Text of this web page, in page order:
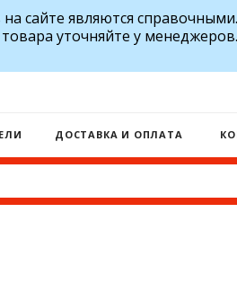
сайте являются справочными.
уточняйте у менеджеров.
ДОСТАВКА И ОПЛАТА